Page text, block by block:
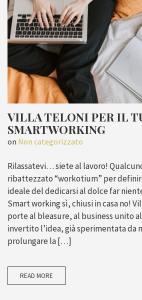
VILLA TELONI PER IL
SMARTWORKING
on Non categorizzato
Rilassatevi… siete al lavoro!
ribattezzato “workotium” per
ideale del dedicarsi al dolce far
Smart working sì, chiusi in casa no!
porte al bleasure, al business unito
invertito l’idea, già sperimentata da
prolungare la […]
READ MORE